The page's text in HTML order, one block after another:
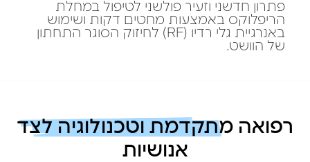
פתרון חדשני וזעיר פולשני לטיפול במחלת
הריפלוקס באמצעות מחטים דקות ושימוש
באנרגיית גלי רדיו (RF) לחיזוק הסוגר התחתון
של הוושט.
רפואה מתקדמת וטכנולוגיה לצד
אנושיות